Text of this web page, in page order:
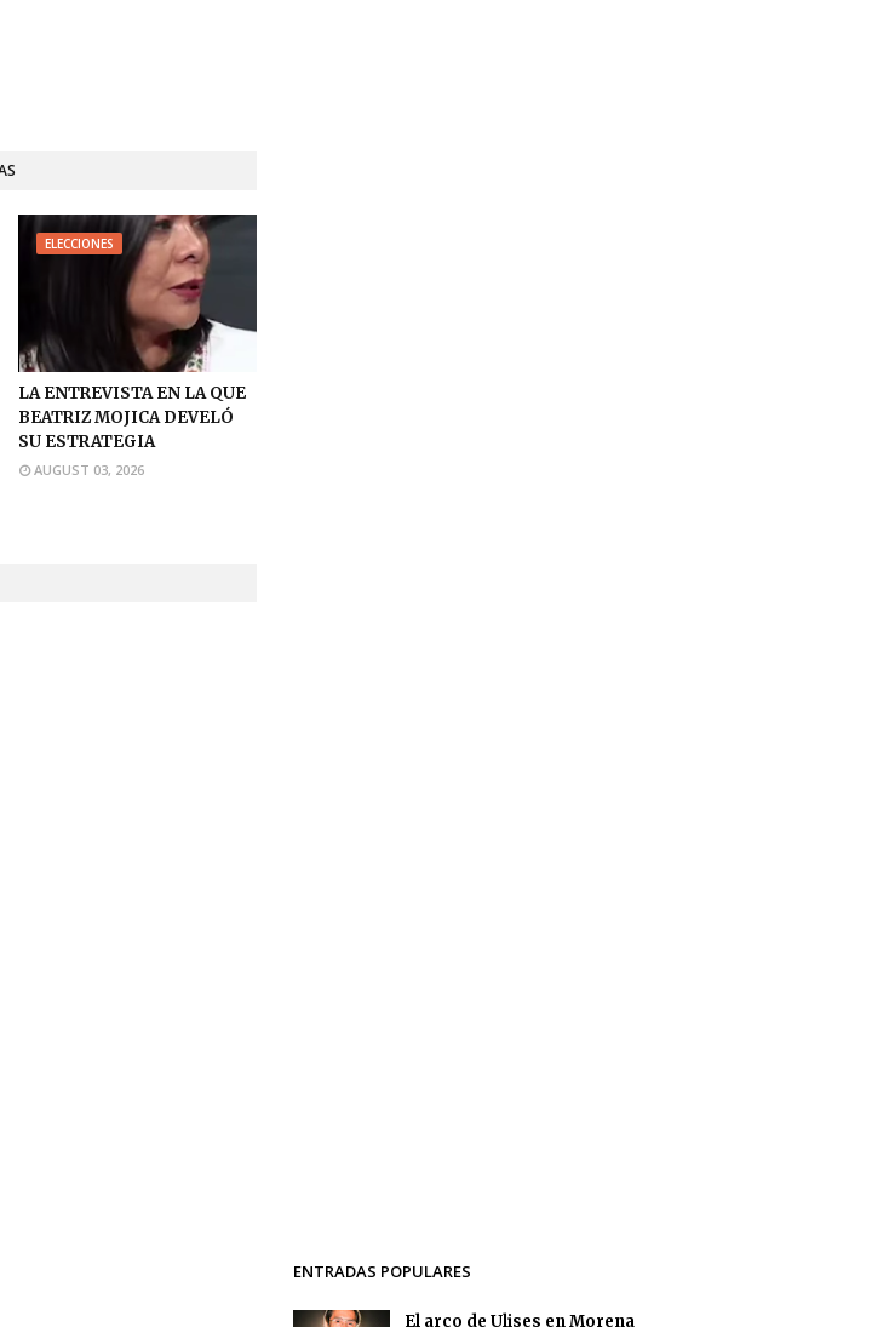
ELECCIONES
LA ENTREVISTA EN LA QUE
BEATRIZ MOJICA DEVELÓ
SU ESTRATEGIA
AUGUST 03, 2026
ENTRADAS POPULARES
El arco de Ulises en Morena